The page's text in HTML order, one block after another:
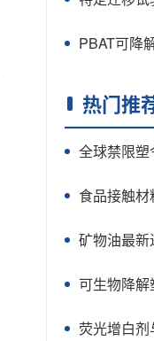
PBAT可降解
热门推
全球禁限塑令
食品接触
矿物油最新
可生物降解
荧光增白